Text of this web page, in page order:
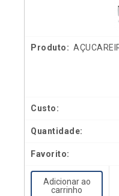
Adicionar ao
carrinho